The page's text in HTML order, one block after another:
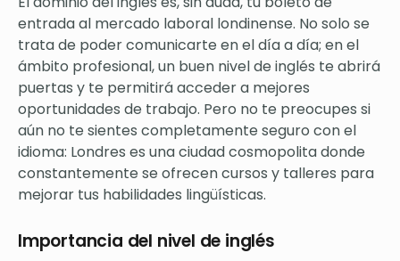
entrada al mercado laboral londinense. No solo se
trata de poder comunicarte en el día a día; en el
ámbito profesional, un buen nivel de inglés te abrirá
puertas y te permitirá acceder a mejores
oportunidades de trabajo. Pero no te preocupes si
aún no te sientes completamente seguro con el
idioma: Londres es una ciudad cosmopolita donde
constantemente se ofrecen cursos y talleres para
mejorar tus habilidades lingüísticas.
Importancia del nivel de inglés